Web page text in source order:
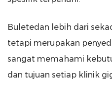
Buletedan lebih dari
tetapi merupakan
sangat memahami
dan tujuan setiap klinik